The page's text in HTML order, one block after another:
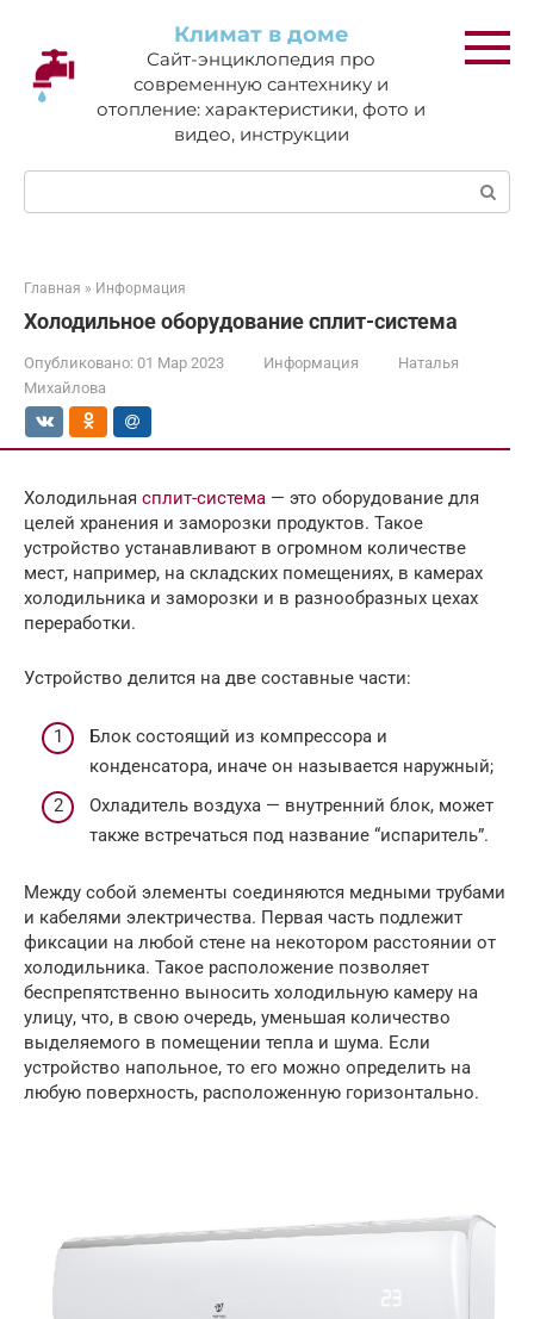
контенту
Климат в доме
Сайт-энциклопедия про
современную сантехнику и
отопление: характеристики, фото и
видео, инструкции
Поиск:
Главная » Информация
Холодильное оборудование сплит-система
Опубликовано: 01 Мар 2023 Информация
Наталья
Михайлова
Холодильная сплит-система — это оборудование для
целей хранения и заморозки продуктов. Такое
устройство устанавливают в огромном количестве
мест, например, на складских помещениях, в камерах
холодильника и заморозки и в разнообразных цехах
переработки.
Устройство делится на две составные части:
Блок состоящий из компрессора и
конденсатора, иначе он называется наружный;
Охладитель воздуха — внутренний блок, может
также встречаться под название “испаритель”.
Между собой элементы соединяются медными трубами
и кабелями электричества. Первая часть подлежит
фиксации на любой стене на некотором расстоянии от
холодильника. Такое расположение позволяет
беспрепятственно выносить холодильную камеру на
улицу, что, в свою очередь, уменьшая количество
выделяемого в помещении тепла и шума. Если
устройство напольное, то его можно определить на
любую поверхность, расположенную горизонтально.